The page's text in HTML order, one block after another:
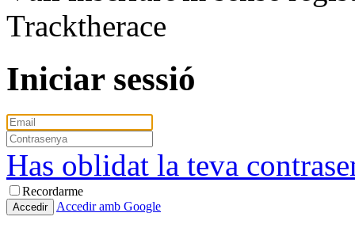
Tracktherace
Iniciar sessió
Has oblidat la teva
Recordarme
Accedir amb Google